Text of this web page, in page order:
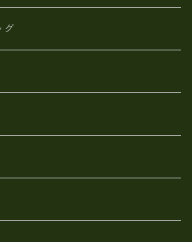
メンズ レディース
ザラシ革(シールスキン)
グ